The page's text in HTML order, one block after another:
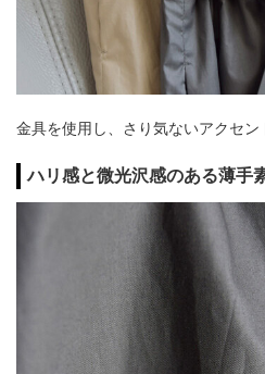
金具を使用し、さり気ないアクセン
ハリ感と微光沢感のある薄手